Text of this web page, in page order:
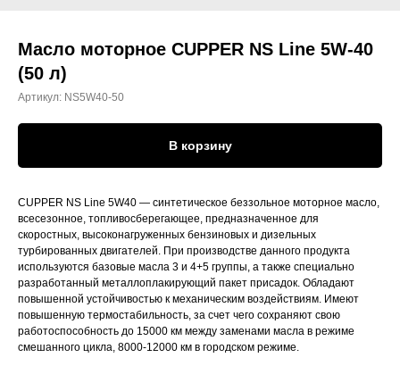
Масло моторное CUPPER NS Line 5W-40
(50 л)
Артикул: NS5W40-50
В корзину
CUPPER NS Line 5W40 — синтетическое беззольное моторное масло,
всесезонное, топливосберегающее, предназначенное для
скоростных, высоконагруженных бензиновых и дизельных
турбированных двигателей. При производстве данного продукта
используются базовые масла 3 и 4+5 группы, а также специально
разработанный металлоплакирующий пакет присадок. Обладают
повышенной устойчивостью к механическим воздействиям. Имеют
повышенную термостабильность, за счет чего сохраняют свою
работоспособность до 15000 км между заменами масла в режиме
смешанного цикла, 8000-12000 км в городском режиме.